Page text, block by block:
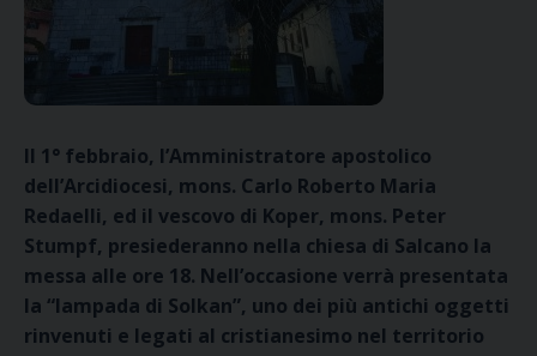
Il 1° febbraio, l’Amministratore apostolico
dell’Arcidiocesi, mons. Carlo Roberto Maria
Redaelli, ed il vescovo di Koper, mons. Peter
Stumpf, presiederanno nella chiesa di Salcano la
messa alle ore 18. Nell’occasione verrà presentata
la “lampada di Solkan”, uno dei più antichi oggetti
rinvenuti e legati al cristianesimo nel territorio